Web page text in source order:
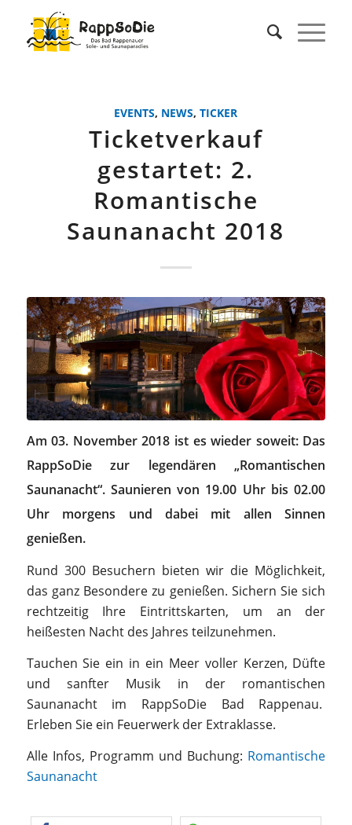
EVENTS, NEWS,TICKER
Ticketverkauf
gestartet: 2.
Romantische
Saunanacht 2018
Am 03. November 2018 ist es wieder soweit: Das
RappSoDie zur legendären „Romantischen
Saunanacht“. Saunieren von 19.00 Uhr bis 02.00
Uhr morgens und dabei mit allen Sinnen
genießen.
Rund 300 Besuchern bieten wir die Möglichkeit,
das ganz Besondere zu genießen. Sichern Sie sich
rechtzeitig Ihre Eintrittskarten, um an der
heißesten Nacht des Jahres teilzunehmen.
Tauchen Sie ein in ein Meer voller Kerzen, Düfte
und sanfter Musik in der romantischen
Saunanacht im RappSoDie Bad Rappenau.
Erleben Sie ein Feuerwerk der Extraklasse.
Alle Infos, Programm und Buchung: Romantische
Saunanacht